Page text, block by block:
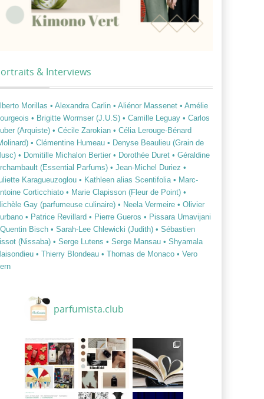
& Interviews
Morillas • Alexandra Carlin • Aliénor Massenet • Amélie
• Brigitte Wormser (J.U.S) • Camille Leguay • Carlos
(Arquiste) • Cécile Zarokian • Célia Lerouge-Bénard
• Clémentine Humeau • Denyse Beaulieu (Grain de
• Domitille Michalon Bertier • Dorothée Duret • Géraldine
(Essential Parfums) • Jean-Michel Duriez •
Karagueuzoglou • Kathleen alias Scentifolia • Marc-
Corticchiato • Marie Clapisson (Fleur de Point) •
Gay (parfumeuse culinaire) • Neela Vermeire • Olivier
• Patrice Revillard • Pierre Gueros • Pissara Umavijani
Bisch • Sarah-Lee Chlewicki (Judith) • Sébastien
(Nissaba) • Serge Lutens • Serge Mansau • Shyamala
• Thierry Blondeau • Thomas de Monaco • Vero
parfumista.club